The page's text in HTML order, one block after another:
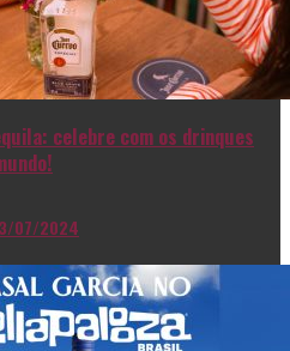
celebre com os drinques
07/2024